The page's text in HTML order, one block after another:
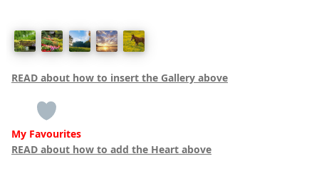
READ about how to insert the Gallery above
My Favourites
READ about how to add the Heart above